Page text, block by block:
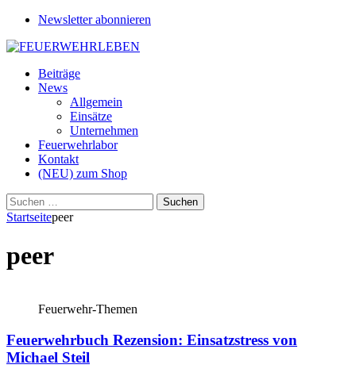
Newsletter abonnieren
Beiträge
News
Allgemein
Einsätze
Unternehmen
Feuerwehrlabor
Kontakt
(NEU) zum Shop
Suchen
nach:
Startseitepeer
peer
Feuerwehr-Themen
Feuerwehrbuch Rezension: Einsatzstress von
Michael Steil